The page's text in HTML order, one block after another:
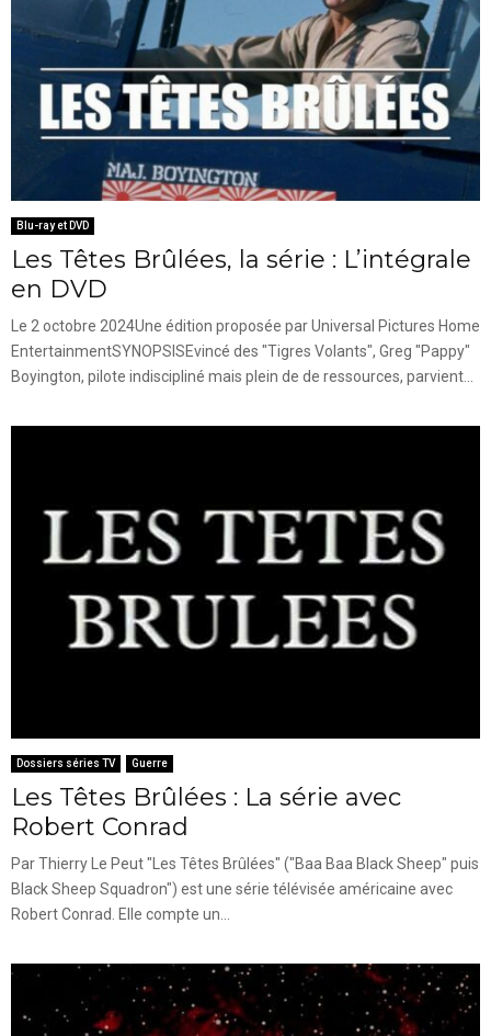
Blu-ray et DVD
Les Têtes Brûlées, la série : L’intégrale
en DVD
Le 2 octobre 2024Une édition proposée par Universal Pictures Home
EntertainmentSYNOPSISEvincé des "Tigres Volants", Greg "Pappy"
Boyington, pilote indiscipliné mais plein de de ressources, parvient...
Dossiers séries TV Guerre
Les Têtes Brûlées : La série avec
Robert Conrad
Par Thierry Le Peut "Les Têtes Brûlées" ("Baa Baa Black Sheep" puis
Black Sheep Squadron") est une série télévisée américaine avec
Robert Conrad. Elle compte un...